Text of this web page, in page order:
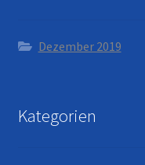
Dezember 2019
Kategorien